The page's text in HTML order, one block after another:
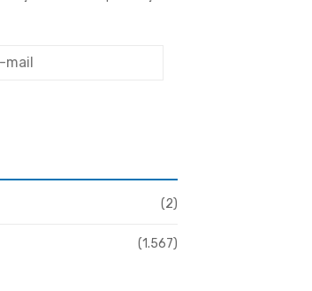
(2)
(1.567)